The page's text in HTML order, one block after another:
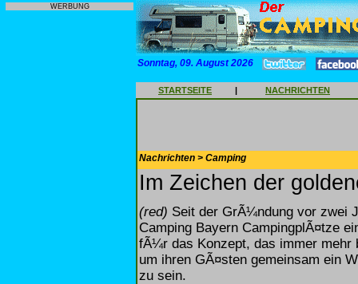
WERBUNG
Sonntag, 09. August 2026
STARTSEITE | NACHRICHTEN
Nachrichten > Camping
Im Zeichen der
(red) Seit der GrÃ¼ndung vor zwei
Camping Bayern CampingplÃ¤tze
fÃ¼r das Konzept, das immer mehr
um ihren GÃ¤sten gemeinsam ein
zu sein.